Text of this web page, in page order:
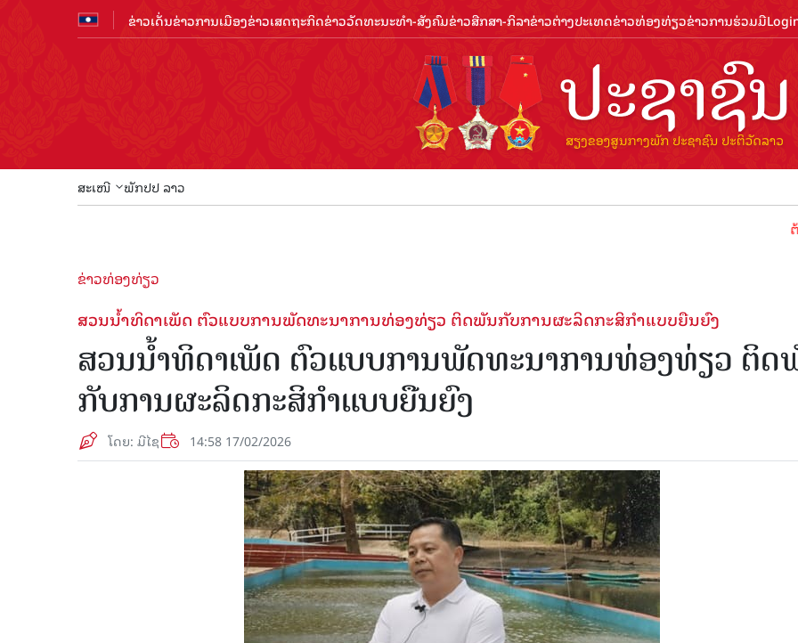
ຂ່າວເດັ່ນຂ່າວການເມືອງຂ່າວເສດຖະກິດຂ່າວວັດທະນະທຳ-ສັງຄົມຂ່າວສືກສາ-ກິລາຂ່າວຕ່າງປະເທດຂ່າວທ່ອງທ່ຽວຂ່າວການຮ່ວມມື
ສະເໜີ ພັກປປ ລາວ
ຕ້ອນຮັບ
ຂ່າວທ່ອງທ່ຽວ
ສວນນໍ້າທິດາເພັດ ຕົວແບບການພັດທະນາການທ່ອງທ່ຽວ ຕິດພັນກັບການຜະລິດກະສິກໍາແບບຍືນຍົງ
ສວນນໍ້າທິດາເພັດ ຕົວແບບການພັດທະນາການທ່ອງທ່ຽວ ຕິດ
ກັບການຜະລິດກະສິກໍາແບບຍືນຍົງ
ໂດຍ: ມີໄຊ 14:58 17/02/2026